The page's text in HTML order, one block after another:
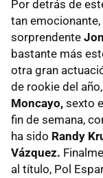
Por detrás de
tan
sorprendente
bastante más
otra gran
de rookie del
Moncayo, sexto
fin de semana,
ha sido Randy
Vázquez.
al título, Pol